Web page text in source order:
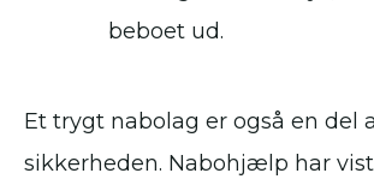
beboet ud.
Et trygt nabolag er også en del
sikkerheden. Nabohjælp har